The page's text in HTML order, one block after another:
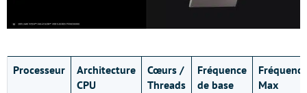
Processeur
Architecture
CPU
Cœurs /
Threads
Fréquence
de base
Fréquence
Max